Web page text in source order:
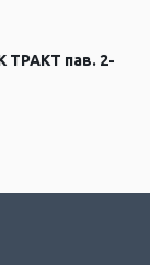
ТРАКТ пав. 2-